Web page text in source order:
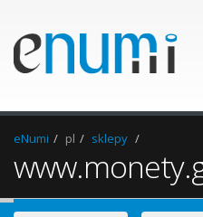
eNumi pl sklepy